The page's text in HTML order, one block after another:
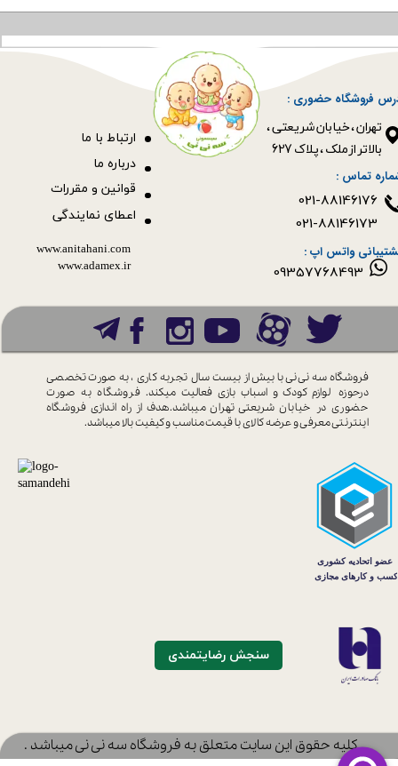
فروشگاه حضوری :
​​​​​​​تهران ، خیابان شریعتی ،
بالاتر از ملک ، پلاک 627​​​​​​​
قوانین و مقررات
ارتباط با ما
09357768493
درباره ما
اعطای نمایندگی
www.anitahani.com
www.ada​​​​​​​mex.ir
فروشگاه سه نی نی با بیش از بیست سال تجربه کاری ، به صورت تخصصی
درحوزه لوازم کودک و اسباب بازی فعالیت میکند. فروشگاه به صورت
حضوری در خیابان شریعتی تهران میباشد.هدف از راه اندازی فروشگاه
اینترنتی معرفی و عرضه کالای باقیمت مناسب و کیفیت بالا میباشد.
تماس :
واتس اپ :
سنجش رضایتمندی
​کلیه حقوق این سایت متعلق به فروشگاه سه نی نی میباشد .